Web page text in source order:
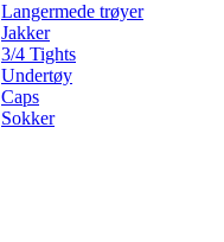
Langermede trøyer
Jakker
3/4 Tights
Undertøy
Caps
Sokker